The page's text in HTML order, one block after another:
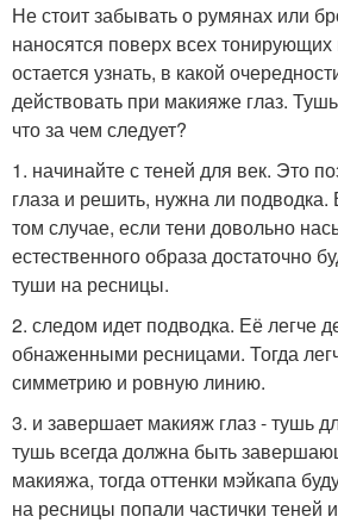
Не стоит забывать о румянах или
наносятся поверх всех тонирующих
остается узнать, в какой
действовать при макияже глаз.
что за чем следует?
1. начинайте с теней для век. Это
глаза и решить, нужна ли
том случае, если тени довольно
естественного образа достаточно
туши на ресницы.
2. следом идет подводка. Её легче
обнаженными ресницами. Тогда
симметрию и ровную линию.
3. и завершает макияж глаз - тушь
тушь всегда должна быть
макияжа, тогда оттенки мэйкапа
на ресницы попали частички теней